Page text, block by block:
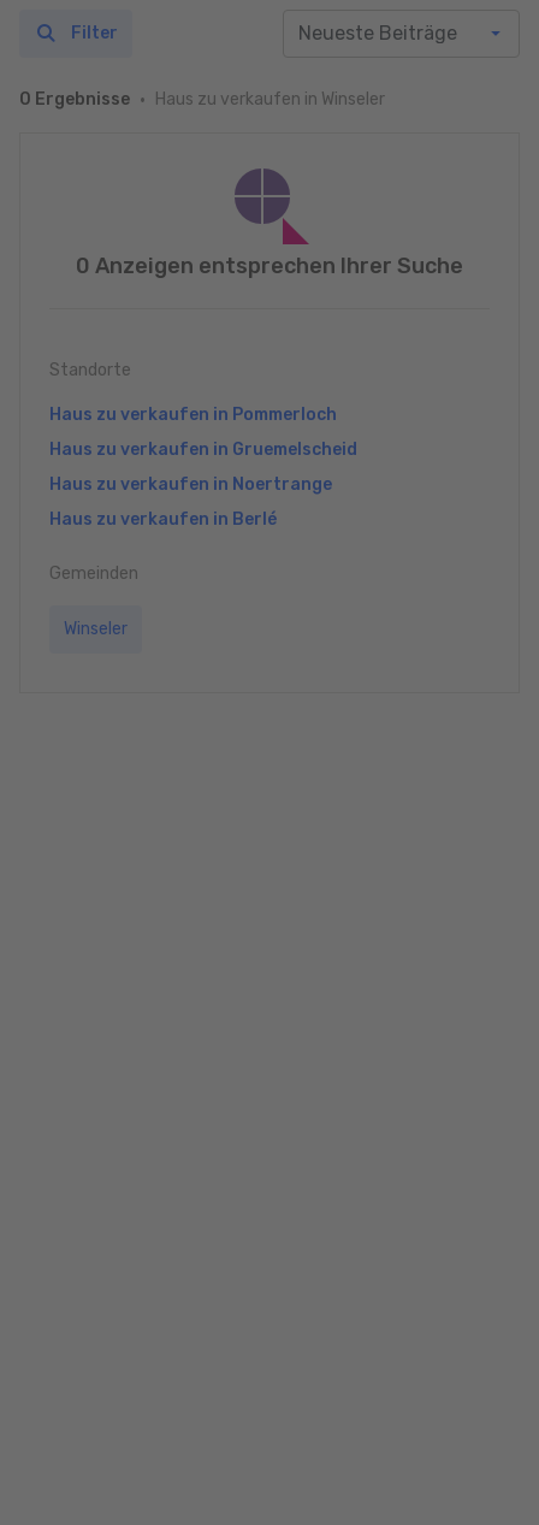
0 Ergebnisse Haus zu verkaufen in Winseler
Filter
0 Anzeigen entsprechen Ihrer Suche
Standorte
Haus zu verkaufen in Pommerloch
Haus zu verkaufen in Gruemelscheid
Haus zu verkaufen in Noertrange
Haus zu verkaufen in Berlé
Gemeinden
Winseler